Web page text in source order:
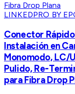
LINKEDPRO BY
Conector
Instalación en
Monomodo, LC/
Pulido, Re-
para Fibra Drop